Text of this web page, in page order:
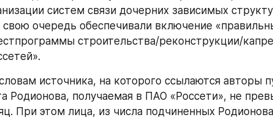
систем связи дочерних зависимых
свою очередь обеспечивали включение
строительства/реконструкции/
Родионова, получаемая в ПАО «Россети», не
При этом лица, из числа подчиненных